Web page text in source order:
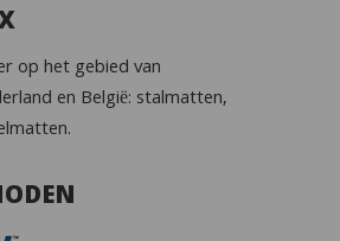
op het gebied van
en België: stalmatten,